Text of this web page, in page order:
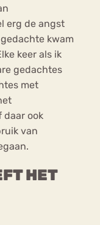
erg de angst
kwam
keer als ik
gedachtes
met
daar ook
van
HET